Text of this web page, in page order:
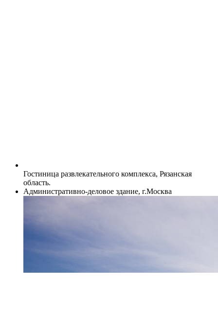
Гостиница развлекательного комплекса, Рязанская
область.
Административно-деловое здание, г.Москва